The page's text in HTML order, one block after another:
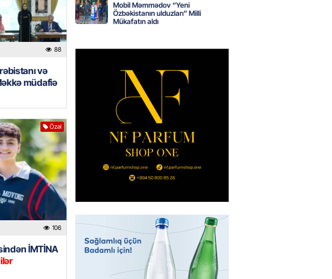
88
və
müdafiə
Özəl
106
İMTİNA
HADISƏ
- 14:15
Kartdan karta istədiyiniz qədər
köçürmə edə bilərsiniz – VİDEO
07.08.2026- 14:00
Mişustin avtomobildə Paşinyana nə
Prezidentdən Abel Məhərrəmovun oğlu
ilə bağlı SƏRƏNCAM
96
Mobil Məmmədov “Yeni
Özbəkistanın ulduzları” Milli
Mükafatın aldı